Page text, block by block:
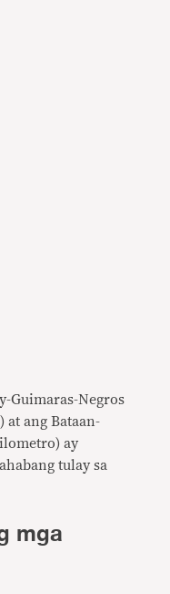
Guimaras-Negros
at ang Bataan-
ay
tulay sa
mga